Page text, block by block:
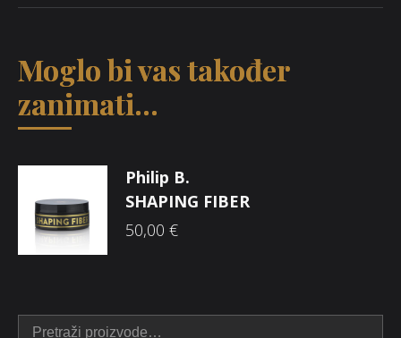
Moglo bi vas također
zanimati...
Philip B.
SHAPING FIBER
50,00 €